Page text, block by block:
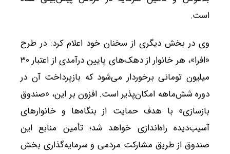
است.
وی در بخش دیگری از سخنان خود اعلام کرد: در طرح
«افرا»، هر خانوار از دهک‌های پایین درآمدی از اعتبار ۳۰
میلیون تومانی برخوردار می‌شود که بازپرداخت آن در
دوره شش‌ماهه امکان‌پذیر است. افزون بر این، «صندوق
بازسازی» با هدف حمایت از بنگاه‌ها و خانوارهای
آسیب‌دیده راه‌اندازی خواهد شد؛ تأمین منابع این
صندوق از طریق مشارکت مردمی و سرمایه‌گذاری بخش